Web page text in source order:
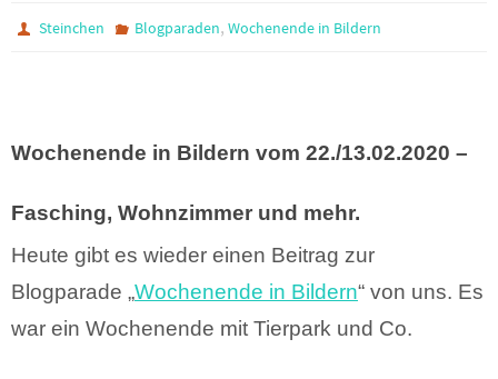
Steinchen Blogparaden, Wochenende in Bildern
Wochenende in Bildern vom 22./13.02.2020 –
Fasching, Wohnzimmer und mehr.
Heute gibt es wieder einen Beitrag zur
Blogparade „Wochenende in Bildern“ von uns. Es
war ein Wochenende mit Tierpark und Co.